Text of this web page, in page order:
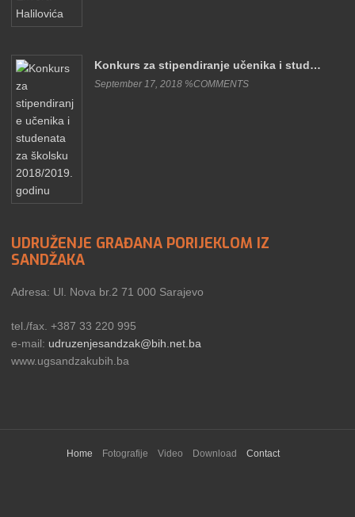
Konkurs za stipendiranje učenika i stud…
September 17, 2018 %COMMENTS
UDRUŽENJE GRAĐANA PORIJEKLOM IZ
SANDŽAKA
Adresa: Ul. Nova br.2 71 000 Sarajevo
tel./fax. +387 33 220 995
e-mail: udruzenjesandzak@bih.net.ba
www.ugsandzakubih.ba
Home Fotografije Video Download Contact